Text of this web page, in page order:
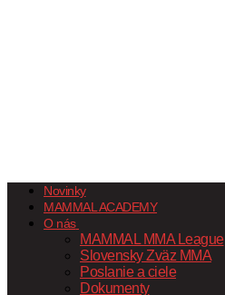
Novinky
MAMMAL ACADEMY
O nás
MAMMAL MMA League
Slovensky Zväz MMA
Poslanie a ciele
Dokumenty